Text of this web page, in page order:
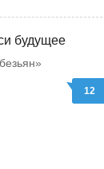
будущее
12